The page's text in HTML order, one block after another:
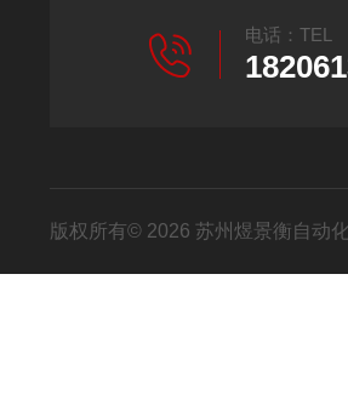
电话：TEL
版权所有© 2026 苏州煜景衡自